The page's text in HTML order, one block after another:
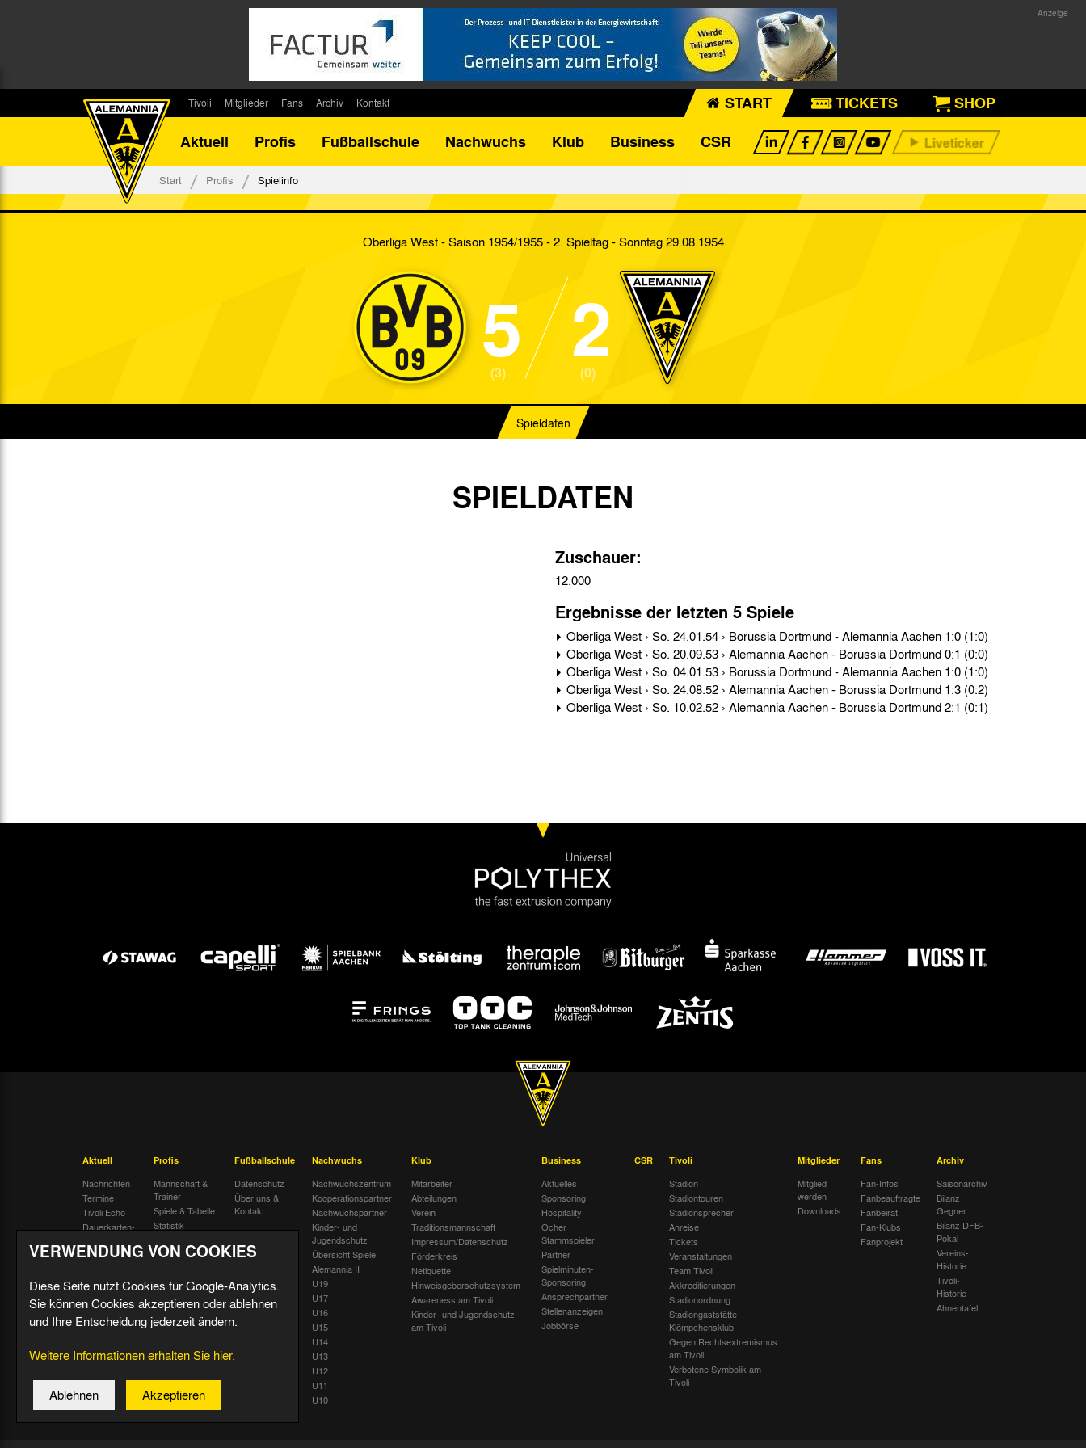
Tivoli
Stadionsprecher
Mitglieder
Kontakt
Fans
Fanbeirat
Fan-Klubs
Archiv
Ahnentafel
Kontakt START TICKETS
SHOP
Aktuell
Profis Fußballschule Nachwuchs Klub Business CSR
Start Profis Spielinfo
Oberliga West - Saison 1954/1955 - 2. Spieltag- Sonntag 29.08.1954
5
(3) 2
(0)
Spieldaten
SPIELDATEN
Zuschauer:
12.000
Ergebnisse der letzten 5 Spiele
Oberliga West › So. 24.01.54 › Borussia Dortmund - Alemannia Aachen 1:0 (1:0)
Oberliga West › So. 20.09.53 › Alemannia Aachen - Borussia Dortmund 0:1 (0:0)
Oberliga West › So. 04.01.53 › Borussia Dortmund - Alemannia Aachen 1:0 (1:0)
Oberliga West › So. 24.08.52 › Alemannia Aachen - Borussia Dortmund 1:3 (0:2)
Oberliga West › So. 10.02.52 › Alemannia Aachen - Borussia Dortmund 2:1 (0:1)
Aktuell
Nachrichten
Termine
Tivoli Echo
Dauerkarten-
Radiostream
Profis
Mannschaft &
Trainer
Spiele & Tabelle
Statistik
Geburtstage
Fußballschule
Datenschutz
Über uns &
Kontakt
Nachwuchs
Nachwuchszentrum
Kooperationspartner
Nachwuchspartner
Kinder- und
Jugendschutz
Übersicht Spiele
Alemannia II
U19
U17
U16
U15
U14
U13
U12
U11
U10
Klub
Mitarbeiter
Abteilungen
Verein
Traditionsmannschaft
Impressum/Datenschutz
Förderkreis
Netiquette
Hinweisgeberschutzsystem
Awareness am Tivoli
Kinder- und Jugendschutz
am Tivoli
Business
Aktuelles
Sponsoring
Hospitality
Öcher
Stammspieler
Partner
Spielminuten-
Sponsoring
Ansprechpartner
Stellenanzeigen
Jobbörse
CSR
Tivoli
Stadion
Stadiontouren
Stadionsprecher
Anreise
Tickets
Veranstaltungen
Team Tivoli
Akkreditierungen
Stadionordnung
Stadiongaststätte
Klömpchensklub
Gegen Rechtsextremismus
am Tivoli
Verbotene Symbolik am
Tivoli
Mitglieder
Mitglied
werden
Downloads
Fans
Fan-Infos
Fanbeauftragte
Fanbeirat
Fan-Klubs
Fanprojekt
Archiv
Saisonarchiv
Bilanz
Gegner
Bilanz DFB-
Pokal
Vereins-
Historie
Tivoli-
Historie
Ahnentafel
VERWENDUNG VON COOKIES
Diese Seite nutzt Cookies für Google-Analytics.
Sie können Cookies akzeptieren oder ablehnen
und Ihre Entscheidung jederzeit ändern.
Weitere Informationen erhalten Sie hier.
Ablehnen Akzeptieren